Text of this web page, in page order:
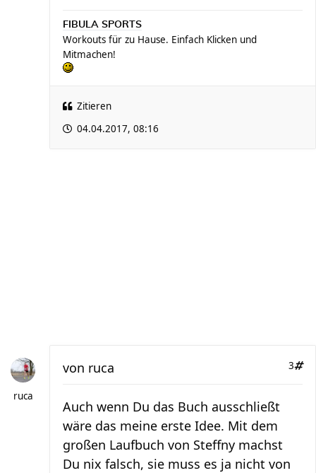
FIBULA SPORTS
Workouts für zu Hause. Einfach Klicken und
Mitmachen!
Zitieren
04.04.2017, 08:16
ruca
3
von ruca
Auch wenn Du das Buch ausschließt
wäre das meine erste Idee. Mit dem
großen Laufbuch von Steffny machst
Du nix falsch, sie muss es ja nicht von